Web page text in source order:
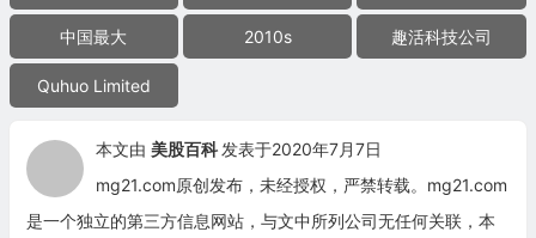
中国最大 2010s 趣活科技公司
Quhuo Limited
本文由 美股百科 发表于2020年7月7日
mg21.com原创发布，未经授权，严禁转载。mg21.com
是一个独立的第三方信息网站，与文中所列公司无任何关联，本